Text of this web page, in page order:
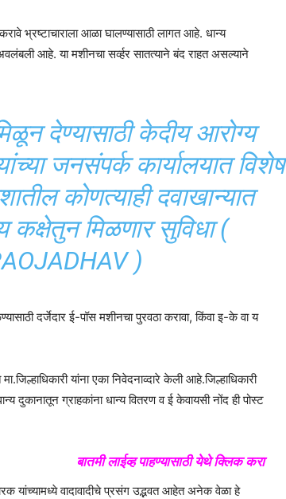
भ्रष्टाचाराला आळा घालण्यासाठी लागत आहे. धान्य
आहे. या मशीनचा सर्व्हर सातत्याने बंद राहत असल्याने
देण्यासाठी केदीय आरोग्य
जनसंपर्क कार्यालयात विशेष
कोणत्याही दवाखान्यात
कक्षेतुन मिळणार सुविधा (
)
दर्जेदार ई-पॉस मशीनचा पुरवठा करावा, किंवा इ-के वा य
यांना एका निवेदनाव्दारे केली आहे.जिल्हाधिकारी
दुकानातून ग्राहकांना धान्य वितरण व ई केवायसी नोंद ही पोस्ट
बातमी लाईव्ह पाहण्यासाठी येथे क्लिक करा
यांच्यामध्ये वादावादीचे प्रसंग उद्भवत आहेत अनेक वेळा हे